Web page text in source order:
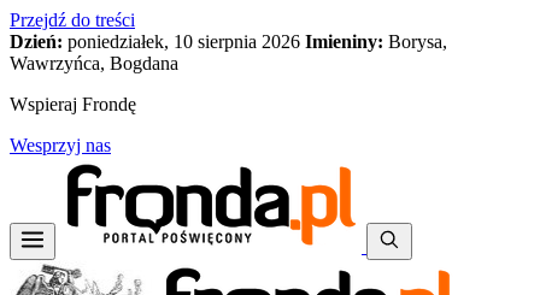
Przejdź do treści
Dzień: poniedziałek, 10 sierpnia 2026 Imieniny: Borysa,
Wawrzyńca, Bogdana
Wspieraj Frondę
Wesprzyj nas